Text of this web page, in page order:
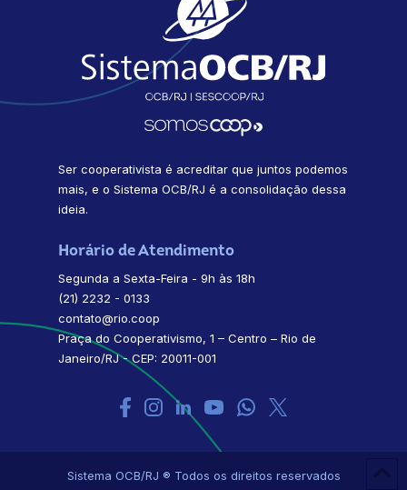
Ser cooperativista é acreditar que juntos podemos
mais, e o Sistema OCB/RJ é a consolidação dessa
ideia.
Horário de Atendimento
Segunda a Sexta-Feira - 9h às 18h
(21) 2232 - 0133
contato@rio.coop
Praça do Cooperativismo, 1 – Centro – Rio de
Janeiro/RJ - CEP: 20011-001
Sistema OCB/RJ ® Todos os direitos reservados